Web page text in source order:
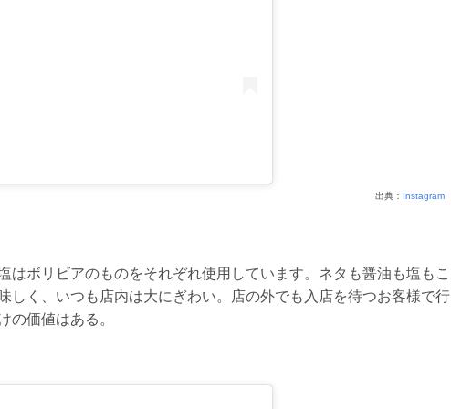
出典： Instagram
はボリビアのものをそれぞれ使用しています。ネタも醤油も塩もこ
しく、いつも店内は大にぎわい。店の外でも入店を待つお客様で行
の価値はある。